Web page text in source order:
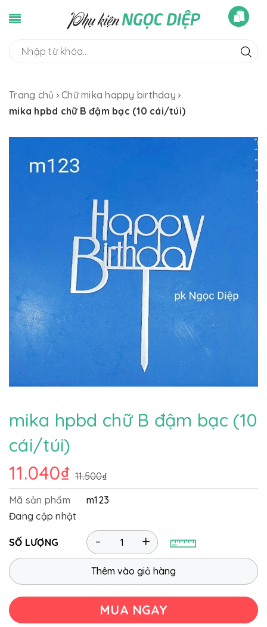
Trang chủ
Chữ mika happy birthday
mika hpbd chữ B đậm bạc (10 cái/túi)
mika hpbd chữ B đậm bạc (10
cái/túi)
11.040₫ 11.500₫
Mã sản phẩm
m123
Đang cập nhật
SỐ LƯỢNG +
-
Thêm vào giỏ hàng
MUA NGAY